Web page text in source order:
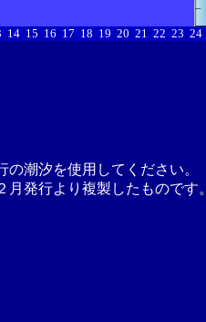
14 15 16 17 18 19 20 21 22 23 24
潮汐を使用してください。
発行より複製したものです。